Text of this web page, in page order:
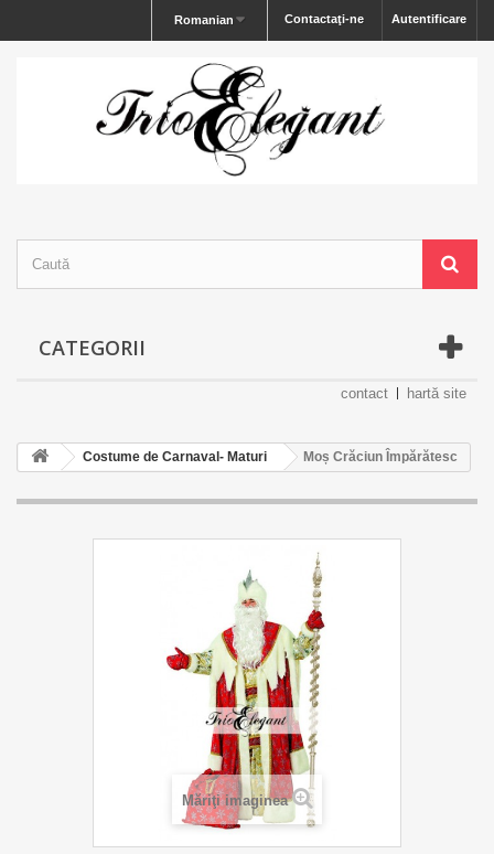
Autentificare
Contactaţi-ne
Romanian
CATEGORII
contact hartă site
Costume de Carnaval- Maturi Moș Crăciun Împărătesc
Măriţi imaginea